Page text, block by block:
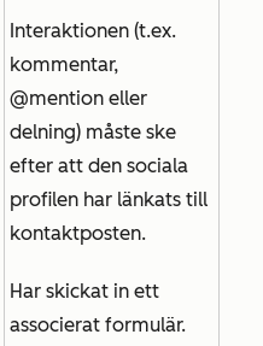
Interaktionen (t.ex.
kommentar,
@mention eller
delning) måste ske
efter att den sociala
profilen har länkats till
kontaktposten.
Har skickat in ett
associerat formulär.